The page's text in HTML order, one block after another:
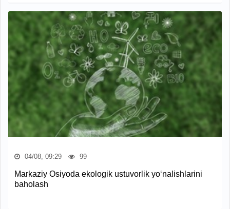
04/08, 09:29 99
Markaziy Osiyoda ekologik ustuvorlik yo‘nalishlarini
baholash